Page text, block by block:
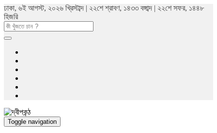
ঢাকা, ৬ই আগস্ট, ২০২৬ খ্রিস্টাব্দ | ২২শে শ্রাবণ, ১৪৩৩ বঙ্গাব্দ | ২২শে সফর, ১৪৪৮
হিজরি
Toggle navigation